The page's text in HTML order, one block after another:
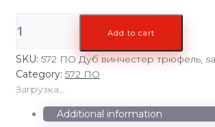
ПО
винчестер
трюфель,
satinato
quantity
Add to cart
SKU: 572 ПО Дуб винчестер трюфель,
Category: 572 ПО
Загрузка...
Additional information